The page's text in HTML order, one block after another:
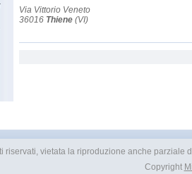
Via Vittorio Veneto
36016 Thiene (VI)
riservati, vietata la riproduzione anche parziale
Copyright